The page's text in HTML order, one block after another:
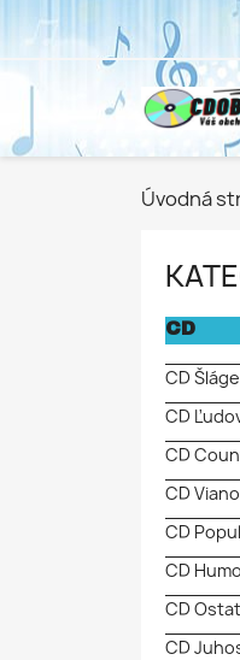
Úvodná
CD
CD
CD
CD
CD
CD
CD
CD
CD